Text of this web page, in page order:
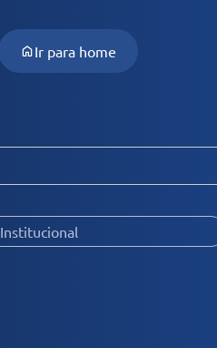
Ir para home
Institucional